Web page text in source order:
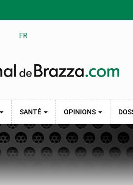
FR
SANTÉ OPINIONS